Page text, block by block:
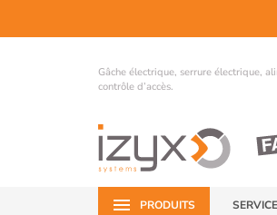
Gâche électrique, serrure électrique,
contrôle d’accès.
PRODUITS